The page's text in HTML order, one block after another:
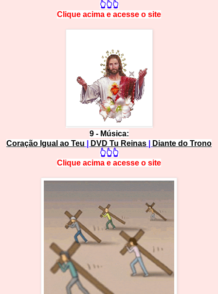
👆👆👆
Clique acima e acesse o site
9 - Música:
Coração Igual ao Teu
DVD Tu Reinas
Diante do Trono
👆👆👆
Clique acima e acesse o site